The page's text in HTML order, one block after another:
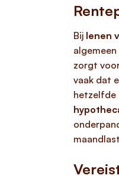
Bij lenen
zorgt
vaak dat
hetzelfde